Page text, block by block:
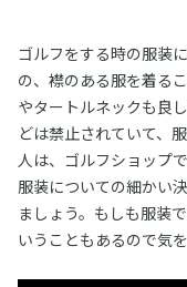
ゴルフをする時の服装
の、襟のある服を着る
やタートルネックも良
どは禁止されていて、
人は、ゴルフショップ
服装についての細かい
ましょう。もしも服装
いうこともあるので気